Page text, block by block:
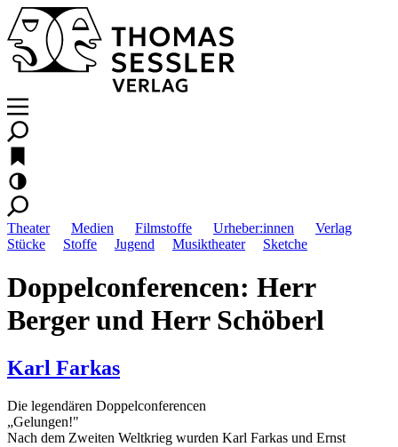
Theater Medien Filmstoffe Urheber:innen
Verlag
Stücke
Stoffe Jugend Musiktheater Sketche
Doppelconferencen: Herr
Berger und Herr Schöberl
Karl Farkas
Die legendären Doppelconferencen
„Gelungen!"
Nach dem Zweiten Weltkrieg wurden Karl Farkas und Ernst